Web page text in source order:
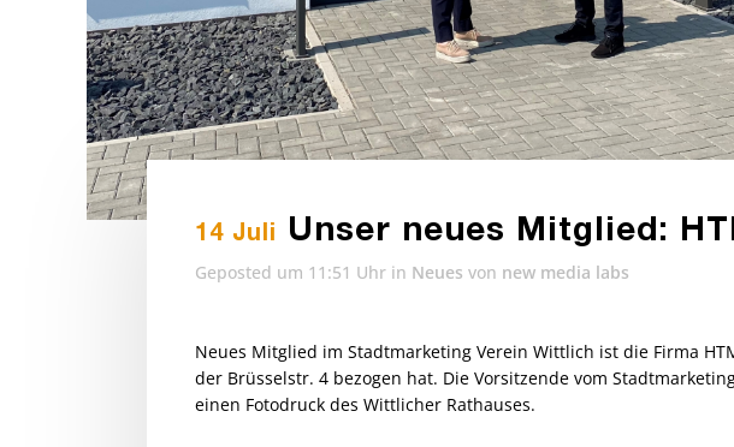
14 Juli Unser neues Mitglied:
Geposted um 11:51 Uhr in Neues von new media labs
Neues Mitglied im Stadtmarketing Verein Wittlich ist die Firma
der Brüsselstr. 4 bezogen hat. Die Vorsitzende vom
einen Fotodruck des Wittlicher Rathauses.